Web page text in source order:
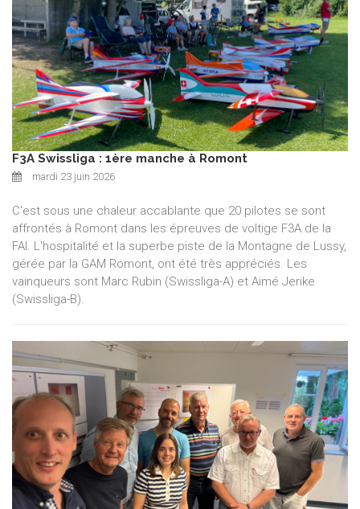
F3A Swissliga : 1ère manche à Romont
mardi 23 juin 2026
C'est sous une chaleur accablante que 20 pilotes se sont
affrontés à Romont dans les épreuves de voltige F3A de la
FAI. L'hospitalité et la superbe piste de la Montagne de Lussy,
gérée par la GAM Romont, ont été très appréciés. Les
vainqueurs sont Marc Rubin (Swissliga-A) et Aimé Jerike
(Swissliga-B).